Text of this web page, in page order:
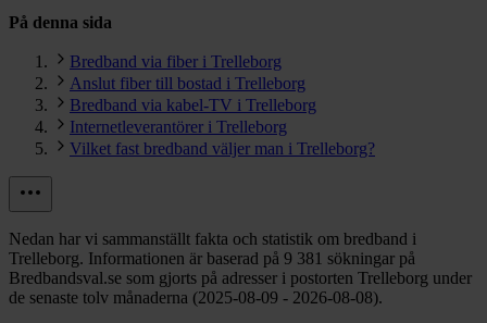
På denna sida
Bredband via fiber i Trelleborg
Anslut fiber till bostad i Trelleborg
Bredband via kabel-TV i Trelleborg
Internetleverantörer i Trelleborg
Vilket fast bredband väljer man i Trelleborg?
Nedan har vi sammanställt fakta och statistik om bredband i
Trelleborg. Informationen är baserad på 9 381 sökningar på
Bredbandsval.se som gjorts på adresser i postorten Trelleborg under
de senaste tolv månaderna (2025-08-09 - 2026-08-08).